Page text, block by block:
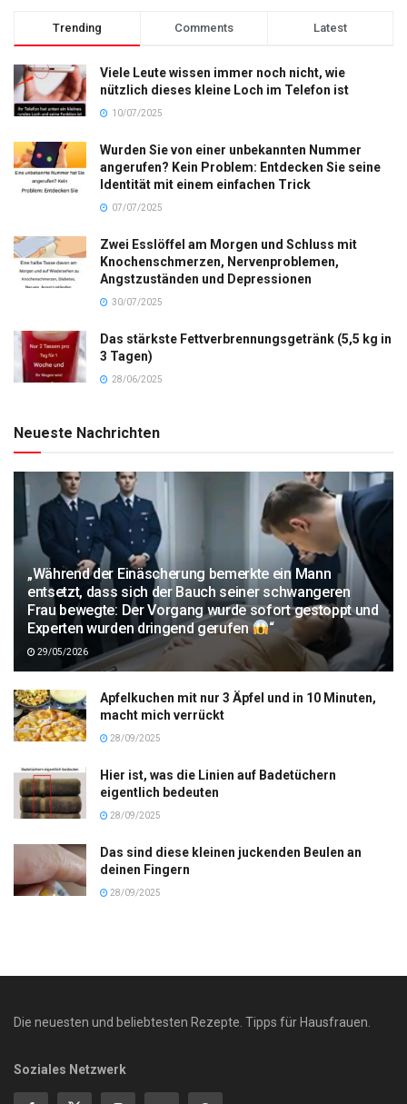
Trending Comments Latest
Viele Leute wissen immer noch nicht, wie
nützlich dieses kleine Loch im Telefon ist
10/07/2025
Wurden Sie von einer unbekannten Nummer
angerufen? Kein Problem: Entdecken Sie seine
Identität mit einem einfachen Trick
07/07/2025
Zwei Esslöffel am Morgen und Schluss mit
Knochenschmerzen, Nervenproblemen,
Angstzuständen und Depressionen
30/07/2025
Das stärkste Fettverbrennungsgetränk (5,5 kg in
3 Tagen)
28/06/2025
Neueste Nachrichten
„Während der Einäscherung bemerkte ein Mann
entsetzt, dass sich der Bauch seiner schwangeren
Frau bewegte: Der Vorgang wurde sofort gestoppt und
Experten wurden dringend gerufen
“
29/05/2026
Apfelkuchen mit nur 3 Äpfel und in 10 Minuten,
macht mich verrückt
28/09/2025
Hier ist, was die Linien auf Badetüchern
eigentlich bedeuten
28/09/2025
Das sind diese kleinen juckenden Beulen an
deinen Fingern
28/09/2025
Die neuesten und beliebtesten Rezepte. Tipps für Hausfrauen.
Soziales Netzwerk